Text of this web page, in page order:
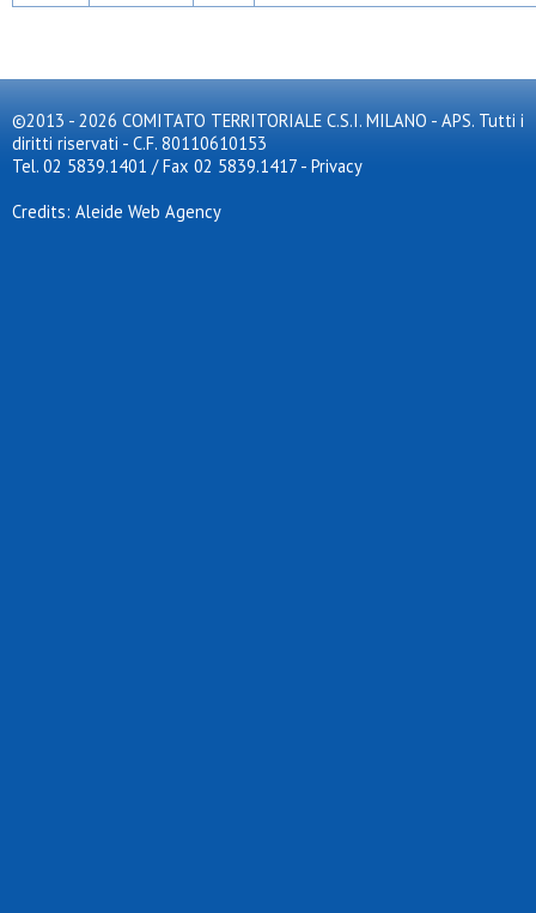
©2013 - 2026 COMITATO TERRITORIALE C.S.I. MILANO - APS. Tutti i
diritti riservati - C.F. 80110610153
Tel. 02 5839.1401 / Fax 02 5839.1417 - Privacy
Credits: Aleide Web Agency